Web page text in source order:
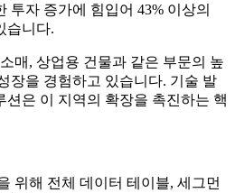
투자 증가에 힘입어 43% 이상의
습니다.
매, 상업용 건물과 같은 부문의 높
장을 경험하고 있습니다. 기술 발
션은 이 지역의 확장을 촉진하는 핵
위해 전체 데이터 테이블, 세그먼